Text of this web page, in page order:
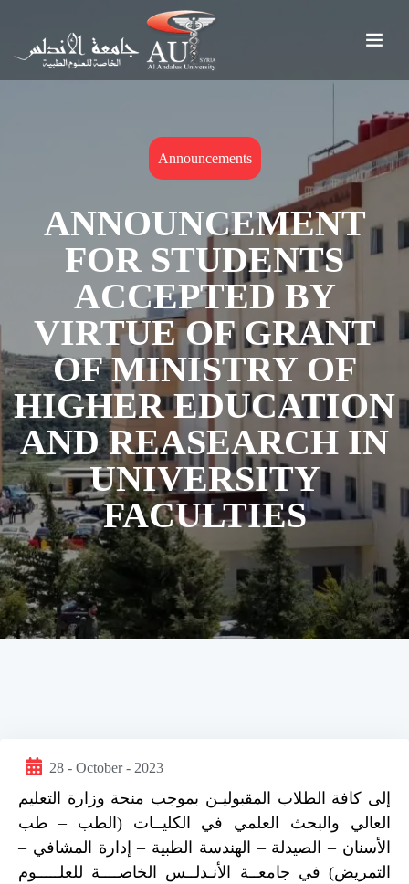
Announcements
ANNOUNCEMENT
FOR STUDENTS
ACCEPTED BY
VIRTUE OF GRANT
OF MINISTRY OF
HIGHER EDUCATION
AND REASEARCH IN
UNIVERSITY
FACULTIES
28 - October - 2023
إلى كافة الطلاب المقبوليـن بموجب منحة وزارة التعليم
العالي والبحث العلمي في الكليــات (الطب – طب
الأسنان – الصيدلة – الهندسة الطبية – إدارة المشافي –
التمريض) في جامعــة الأنـدلــس الخاصــــة للعلـــــوم